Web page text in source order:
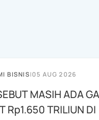
BISNIS|05 AUG 2026
MASIH ADA
Rp1.650 TRILIUN DI